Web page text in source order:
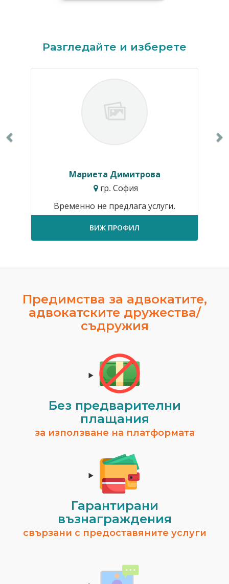
Разгледайте и изберете
Мариета Димитрова
гр. София
Временно не предлага услуги.
ВИЖ ПРОФИЛ
Предимства за адвокатите,
адвокатските дружества/
съдружия
Без предварителни
плащания
за използване на платформата
Гарантирани
възнаграждения
свързани с предоставяните услуги